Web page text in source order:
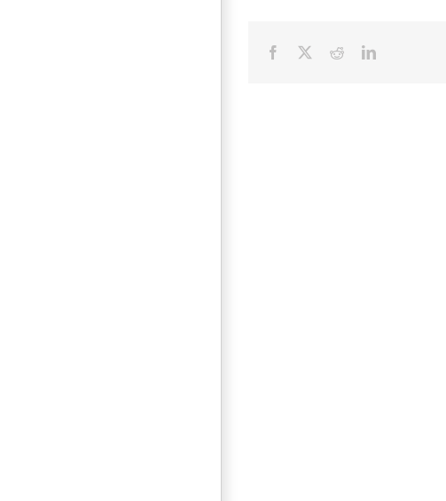
Facebook RedditLinkedIn